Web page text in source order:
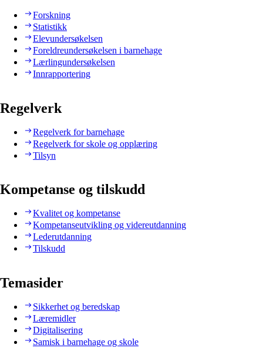
Forskning
Statistikk
Elevundersøkelsen
Foreldreundersøkelsen i barnehage
Lærlingundersøkelsen
Innrapportering
Regelverk
Regelverk for barnehage
Regelverk for skole og opplæring
Tilsyn
Kompetanse og tilskudd
Kvalitet og kompetanse
Kompetanseutvikling og videreutdanning
Lederutdanning
Tilskudd
Temasider
Sikkerhet og beredskap
Læremidler
Digitalisering
Samisk i barnehage og skole